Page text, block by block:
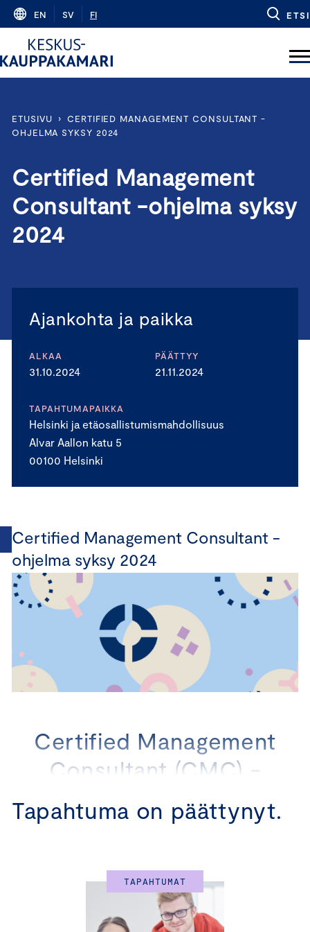
Skip
content
EN SV FI ETSI
ETUSIVU › CERTIFIED MANAGEMENT CONSULTANT -
OHJELMA SYKSY 2024
Certified Management
Consultant -ohjelma syksy
2024
Ajankohta ja paikka
ALKAA
31.10.2024
PÄÄTTYY
21.11.2024
TAPAHTUMAPAIKKA
Helsinki ja etäosallistumismahdollisuus
Alvar Aallon katu 5
00100 Helsinki
Certified Management Consultant -
ohjelma syksy 2024
Certified Management
Consultant (CMC) -
ohjelma
Tähtäätkö konsultiksi tai teetkö jo konsulttityötä ja haluat
pätevöityä? Uudistetun Certified Management
Consultant -ohjelman kautta pääset mukaan
huippuosaajien verkostoon ja varmistat oman
Tapahtuma on päättynyt.
TAPAHTUMAT